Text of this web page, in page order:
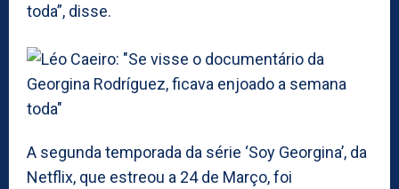
toda”, disse.
A segunda temporada da série ‘Soy Georgina’, da
Netflix, que estreou a 24 de Março, foi